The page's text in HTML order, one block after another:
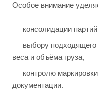
Особое внимание
консолидации
выбору подходящего
веса и объёма груза,
контролю
документации.